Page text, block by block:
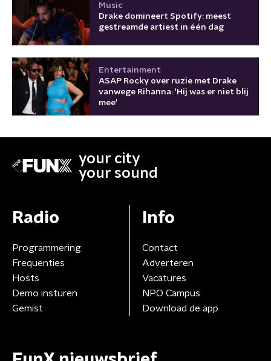
Music
Drake domineert Spotify: meest
gestreamde artiest in één dag
Entertainment
ASAP Rocky over ruzie met Drake
vanwege Rihanna: 'Hij was er niet blij
mee'
your city
your sound
Radio
Programmering
Frequenties
Hosts
Demo insturen
Gemist
Info
Contact
Adverteren
Vacatures
NPO Campus
Download de app